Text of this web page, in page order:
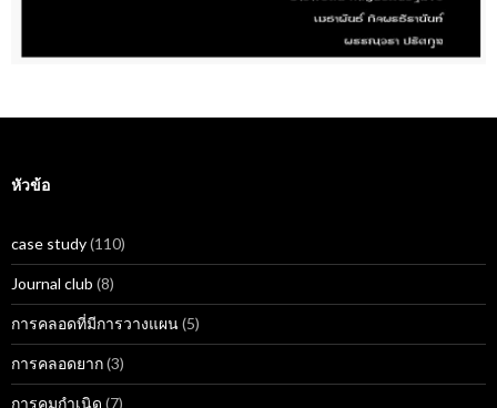
หัวข้อ
case study(110)
Journal club (8)
การคลอดที่มีการวางแผน(5)
การคลอดยาก(3)
การคุมกำเนิด (7)